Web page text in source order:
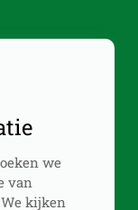
we
van
kijken